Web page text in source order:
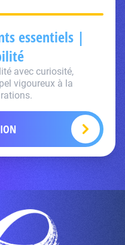
essentiels |
avec curiosité,
vigoureux à la